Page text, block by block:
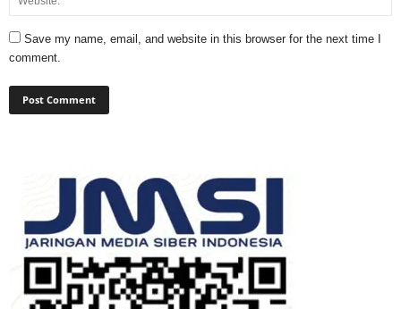
Save my name, email, and website in this browser for the next time I
comment.